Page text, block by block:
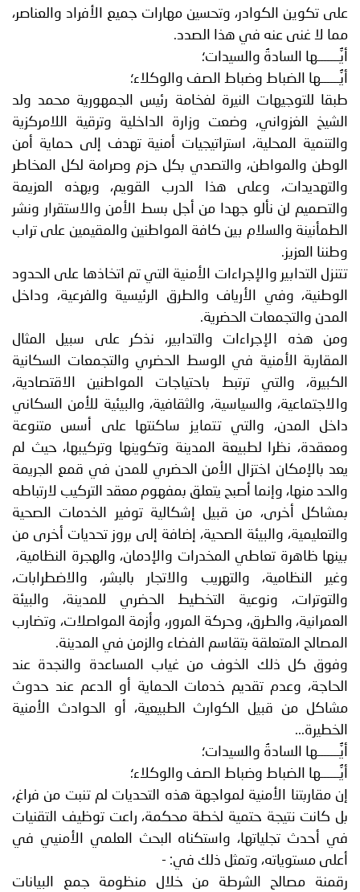
على تكوين الكوادر، وتحسين مهارات جميع الأفراد والعناصر،
مما لا غنى عنه في هذا الصدد.
أيُّـــــــها السادةُ والسيدات؛
أيُّــــــها الضباط وضباط الصف والوكلاء؛
طبقا للتوجيهات النيرة لفخامة رئيس الجمهورية محمد ولد
الشيخ الغزواني، وضعت وزارة الداخلية وترقية اللامركزية
والتنمية المحلية، استراتيجيات أمنية تهدف إلى حماية أمن
الوطن والمواطن، والتصدي بكل حزم وصرامة لكل المخاطر
والتهديدات، وعلى هذا الدرب القويم، وبهذه العزيمة
والتصميم لن نألو جهدا من أجل بسط الأمن والاستقرار ونشر
الطمأنينة والسلام بين كافة المواطنين والمقيمين على تراب
وطننا العزيز.
تتنزل التدابير والإجراءات الأمنية التي تم اتخاذها على الحدود
الوطنية، وفي الأرياف والطرق الرئيسية والفرعية، وداخل
المدن والتجمعات الحضرية.
ومن هذه الإجراءات والتدابير، نذكر على سبيل المثال
المقاربة الأمنية في الوسط الحضري والتجمعات السكانية
الكبيرة، والتي ترتبط باحتياجات المواطنين الاقتصادية،
والاجتماعية، والسياسية، والثقافية، والبيئية للأمن السكاني
داخل المدن، والتي تتمايز ساكنتها على أسس متنوعة
ومعقدة، نظرا لطبيعة المدينة وتكوينها وتركيبها، حيث لم
يعد بالإمكان اختزال الأمن الحضري للمدن في قمع الجريمة
والحد منها، وإنما أصبح يتعلق بمفهوم معقد التركيب لارتباطه
بمشاكل أخرى، من قبيل إشكالية توفير الخدمات الصحية
والتعليمية، والبيئة الصحية، إضافة إلى بروز تحديات أخرى من
بينها ظاهرة تعاطي المخدرات والإدمان، والهجرة النظامية،
وغير النظامية، والتهريب والاتجار بالبشر، والاضطرابات،
والتوترات، ونوعية التخطيط الحضري للمدينة، والبيئة
العمرانية، والطرق، وحركة المرور، وأزمة المواصلات، وتضارب
المصالح المتعلقة بتقاسم الفضاء والزمن في المدينة.
وفوق كل ذلك الخوف من غياب المساعدة والنجدة عند
الحاجة، وعدم تقديم خدمات الحماية أو الدعم عند حدوث
مشاكل من قبيل الكوارث الطبيعية، أو الحوادث الأمنية
الخطيرة...
أيُّـــــــها السادةُ والسيدات؛
أيُّــــــها الضباط وضباط الصف والوكلاء؛
إن مقاربتنا الأمنية لمواجهة هذه التحديات لم تنبت من فراغ،
بل كانت نتيجة حتمية لخطة محكمة، راعت توظيف التقنيات
في أحدث تجلياتها، واستكناه البحث العلمي الأمنيي في
أعلى مستوياته، وتمثل ذلك في: -
رقمنة مصالح الشرطة من خلال منظومة جمع البيانات